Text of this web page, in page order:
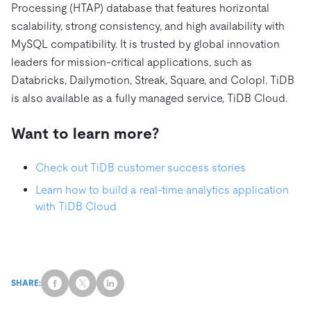
Build Persistent Context for AI Agents
핑캡 대학교
행동
핸즈온 랩
인증
Processing (HTAP) database that features horizontal
scalability, strong consistency, and high availability with
MySQL compatibility. It is trusted by global innovation
leaders for mission-critical applications, such as
Databricks, Dailymotion, Streak, Square, and Colopl. TiDB
is also available as a fully managed service, TiDB Cloud.
Want to learn more?
Check out TiDB customer success stories
Learn how to build a real-time analytics application
with TiDB Cloud
SHARE: